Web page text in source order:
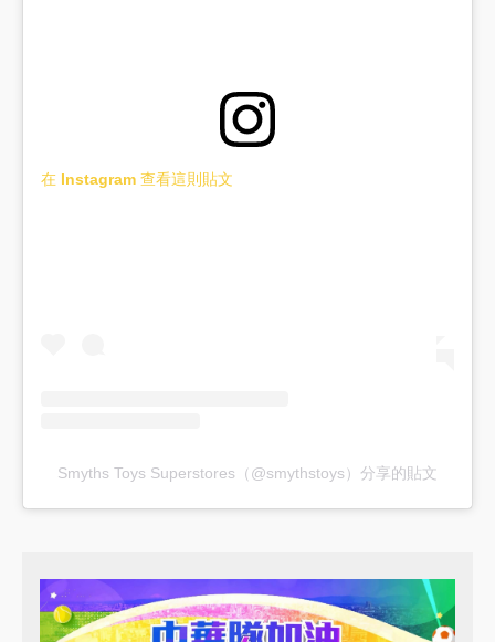
在 Instagram 查看這則貼文
Smyths Toys Superstores（@smythstoys）分享的貼文